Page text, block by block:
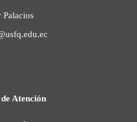
Palacios
Atención